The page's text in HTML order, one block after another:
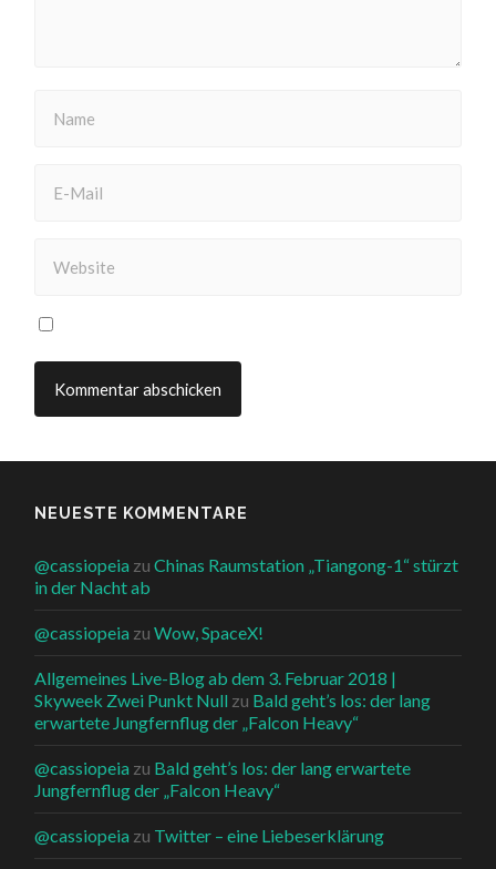
NEUESTE KOMMENTARE
@cassiopeia zuChinas Raumstation „Tiangong-1“ stürzt
in der Nacht ab
@cassiopeia zuWow, SpaceX!
Allgemeines Live-Blog ab dem 3. Februar 2018 |
Skyweek Zwei Punkt Null zu Bald geht’s los: der lang
erwartete Jungfernflug der „Falcon Heavy“
@cassiopeia zu Bald geht’s los: der lang erwartete
Jungfernflug der „Falcon Heavy“
@cassiopeia zu Twitter – eine Liebeserklärung